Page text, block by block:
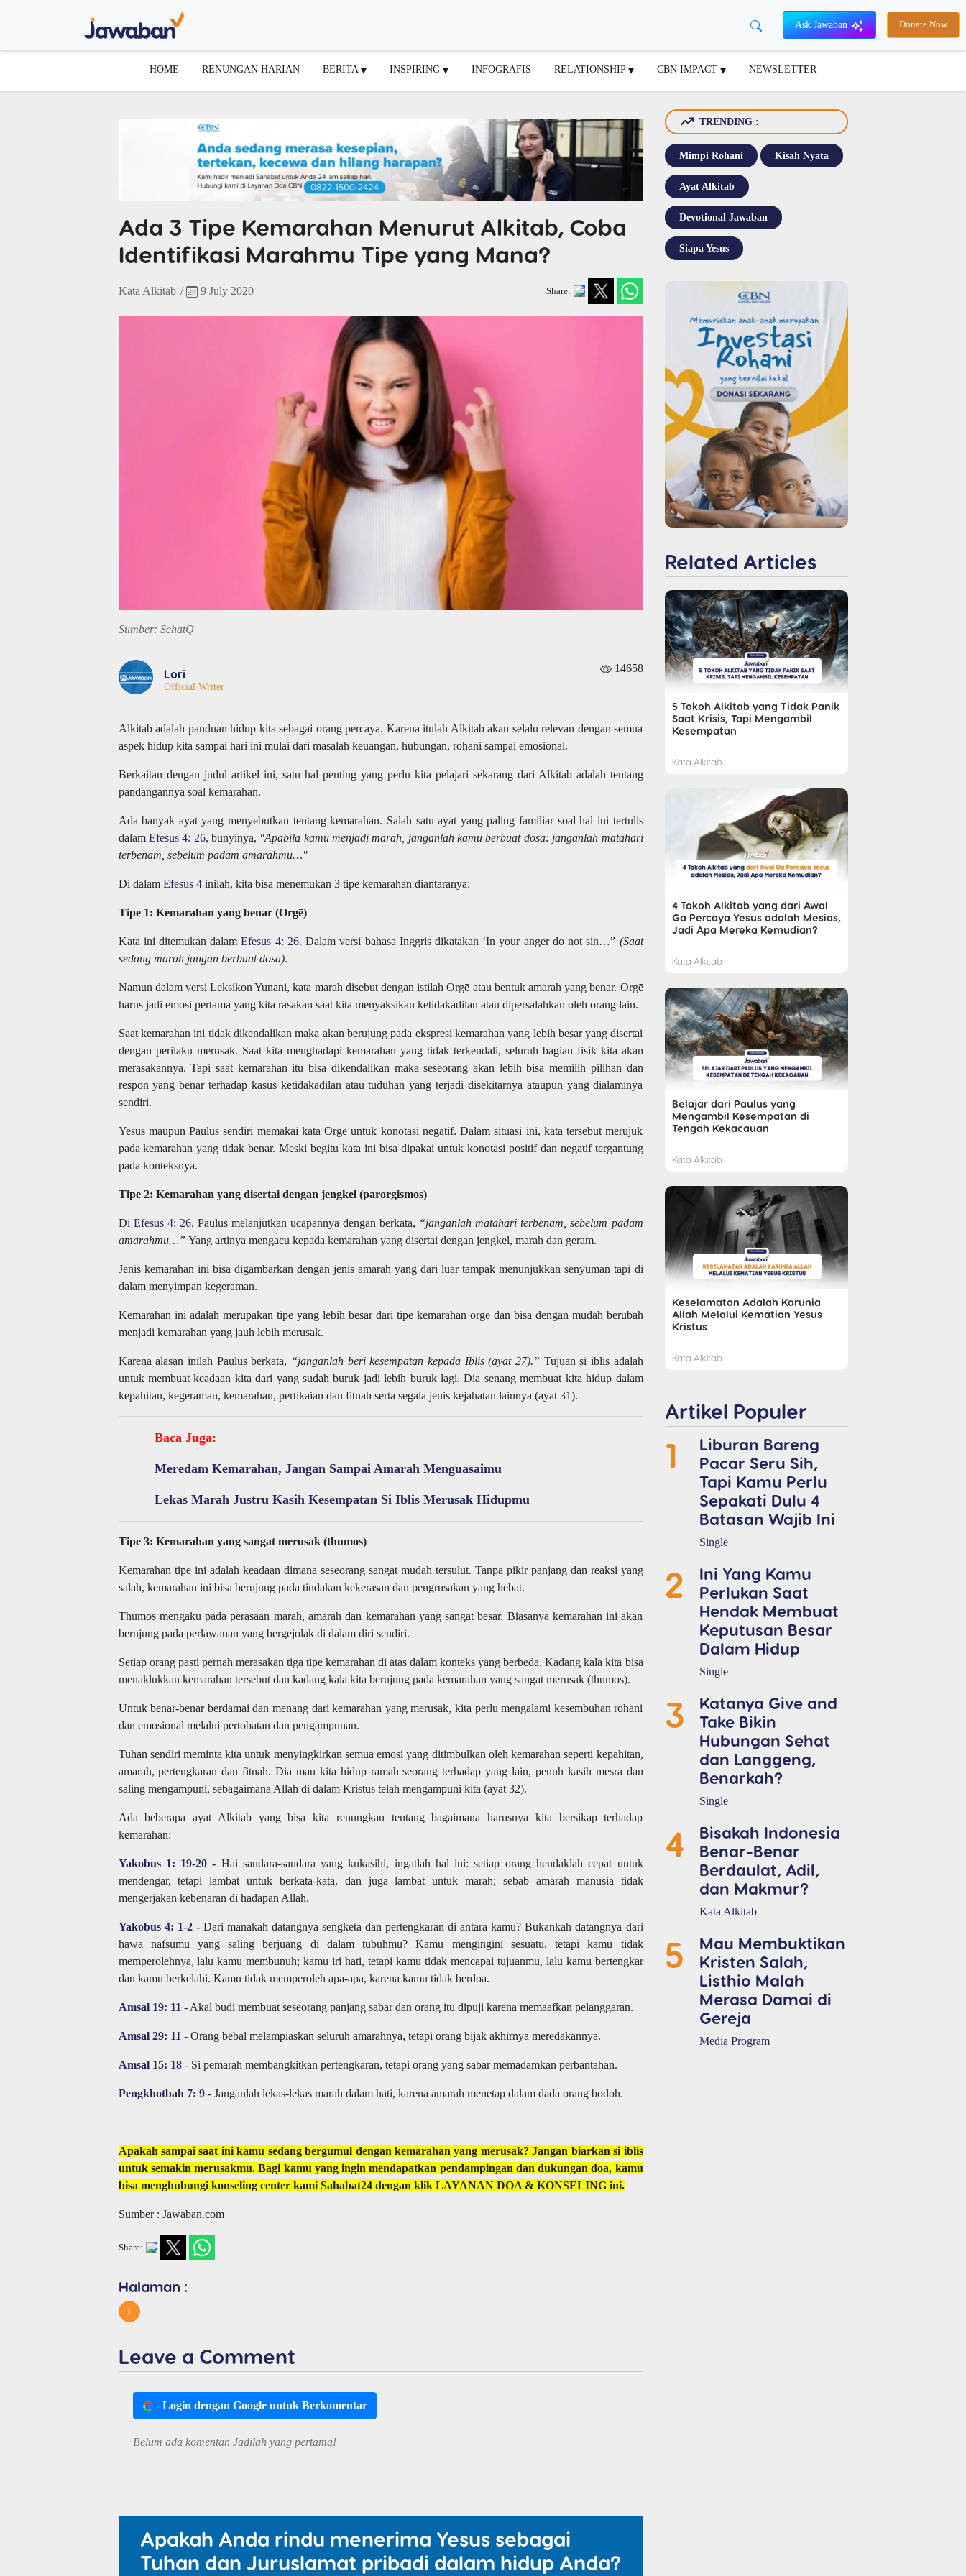
Ask Jawaban Donate Now
HOME RENUNGAN HARIAN BERITA INSPIRING INFOGRAFIS RELATIONSHIP CBN IMPACT NEWSLETTER
Ada 3 Tipe Kemarahan Menurut Alkitab, Coba
Identifikasi Marahmu Tipe yang Mana?
Kata Alkitab / 9 July 2020 Share:
Sumber: SehatQ
Lori
Official Writer
14658
Alkitab adalah panduan hidup kita sebagai orang percaya. Karena itulah Alkitab akan selalu relevan dengan semua
aspek hidup kita sampai hari ini mulai dari masalah keuangan, hubungan, rohani sampai emosional.
Berkaitan dengan judul artikel ini, satu hal penting yang perlu kita pelajari sekarang dari Alkitab adalah tentang
pandangannya soal kemarahan.
Ada banyak ayat yang menyebutkan tentang kemarahan. Salah satu ayat yang paling familiar soal hal ini tertulis
dalam Efesus 4: 26, bunyinya, "Apabila kamu menjadi marah, janganlah kamu berbuat dosa: janganlah matahari
terbenam, sebelum padam amarahmu…"
Di dalam Efesus 4inilah, kita bisa menemukan 3 tipe kemarahan diantaranya:
Tipe 1: Kemarahan yang benar (Orgē)
Kata ini ditemukan dalamEfesus 4: 26. Dalam versi bahasa Inggris dikatakan ‘In your anger do not sin…” (Saat
sedang marah jangan berbuat dosa).
Namun dalam versi Leksikon Yunani, kata marah disebut dengan istilah Orgē atau bentuk amarah yang benar. Orgē
harus jadi emosi pertama yang kita rasakan saat kita menyaksikan ketidakadilan atau dipersalahkan oleh orang lain.
Saat kemarahan ini tidak dikendalikan maka akan berujung pada ekspresi kemarahan yang lebih besar yang disertai
dengan perilaku merusak. Saat kita menghadapi kemarahan yang tidak terkendali, seluruh bagian fisik kita akan
merasakannya. Tapi saat kemarahan itu bisa dikendalikan maka seseorang akan lebih bisa memilih pilihan dan
respon yang benar terhadap kasus ketidakadilan atau tuduhan yang terjadi disekitarnya ataupun yang dialaminya
sendiri.
Yesus maupun Paulus sendiri memakai kata Orgē untuk konotasi negatif. Dalam situasi ini, kata tersebut merujuk
pada kemarahan yang tidak benar. Meski begitu kata ini bisa dipakai untuk konotasi positif dan negatif tergantung
pada konteksnya.
Tipe 2: Kemarahan yang disertai dengan jengkel (parorgismos)
Di Efesus 4: 26, Paulus melanjutkan ucapannya dengan berkata, “janganlah matahari terbenam, sebelum padam
amarahmu…” Yang artinya mengacu kepada kemarahan yang disertai dengan jengkel, marah dan geram.
Jenis kemarahan ini bisa digambarkan dengan jenis amarah yang dari luar tampak menunjukkan senyuman tapi di
dalam menyimpan kegeraman.
Kemarahan ini adalah merupakan tipe yang lebih besar dari tipe kemarahan orgē dan bisa dengan mudah berubah
menjadi kemarahan yang jauh lebih merusak.
Karena alasan inilah Paulus berkata, “janganlah beri kesempatan kepada Iblis (ayat 27).” Tujuan si iblis adalah
untuk membuat keadaan kita dari yang sudah buruk jadi lebih buruk lagi. Dia senang membuat kita hidup dalam
kepahitan, kegeraman, kemarahan, pertikaian dan fitnah serta segala jenis kejahatan lainnya (ayat 31).
Baca Juga:
Meredam Kemarahan, Jangan Sampai Amarah Menguasaimu
Lekas Marah Justru Kasih Kesempatan Si Iblis Merusak Hidupmu
Tipe 3: Kemarahan yang sangat merusak (thumos)
Kemarahan tipe ini adalah keadaan dimana seseorang sangat mudah tersulut. Tanpa pikir panjang dan reaksi yang
salah, kemarahan ini bisa berujung pada tindakan kekerasan dan pengrusakan yang hebat.
Thumos mengaku pada perasaan marah, amarah dan kemarahan yang sangat besar. Biasanya kemarahan ini akan
berujung pada perlawanan yang bergejolak di dalam diri sendiri.
Setiap orang pasti pernah merasakan tiga tipe kemarahan di atas dalam konteks yang berbeda. Kadang kala kita bisa
menaklukkan kemarahan tersebut dan kadang kala kita berujung pada kemarahan yang sangat merusak (thumos).
Untuk benar-benar berdamai dan menang dari kemarahan yang merusak, kita perlu mengalami kesembuhan rohani
dan emosional melalui pertobatan dan pengampunan.
Tuhan sendiri meminta kita untuk menyingkirkan semua emosi yang ditimbulkan oleh kemarahan seperti kepahitan,
amarah, pertengkaran dan fitnah. Dia mau kita hidup ramah seorang terhadap yang lain, penuh kasih mesra dan
saling mengampuni, sebagaimana Allah di dalam Kristus telah mengampuni kita (ayat 32).
Ada beberapa ayat Alkitab yang bisa kita renungkan tentang bagaimana harusnya kita bersikap terhadap
kemarahan:
Yakobus 1: 19-20 - Hai saudara-saudara yang kukasihi, ingatlah hal ini: setiap orang hendaklah cepat untuk
mendengar, tetapi lambat untuk berkata-kata, dan juga lambat untuk marah; sebab amarah manusia tidak
mengerjakan kebenaran di hadapan Allah.
Yakobus 4: 1-2- Dari manakah datangnya sengketa dan pertengkaran di antara kamu? Bukankah datangnya dari
hawa nafsumu yang saling berjuang di dalam tubuhmu? Kamu mengingini sesuatu, tetapi kamu tidak
memperolehnya, lalu kamu membunuh; kamu iri hati, tetapi kamu tidak mencapai tujuanmu, lalu kamu bertengkar
dan kamu berkelahi. Kamu tidak memperoleh apa-apa, karena kamu tidak berdoa.
Amsal 19: 11 - Akal budi membuat seseorang panjang sabar dan orang itu dipuji karena memaafkan pelanggaran.
Amsal 29: 11 - Orang bebal melampiaskan seluruh amarahnya, tetapi orang bijak akhirnya meredakannya.
Amsal 15: 18- Si pemarah membangkitkan pertengkaran, tetapi orang yang sabar memadamkan perbantahan.
Pengkhotbah 7: 9- Janganlah lekas-lekas marah dalam hati, karena amarah menetap dalam dada orang bodoh.
Apakah sampai saat ini kamu sedang bergumul dengan kemarahan yang merusak? Jangan biarkan si iblis
untuk semakin merusakmu. Bagi kamu yang ingin mendapatkan pendampingan dan dukungan doa, kamu
bisa menghubungi konseling center kami Sahabat24 dengan klik LAYANAN DOA& KONSELINGini.
Sumber : Jawaban.com
Share:
Halaman :
1
Leave a Comment
Login dengan Google untuk Berkomentar
Belum ada komentar. Jadilah yang pertama!
Apakah Anda rindu menerima Yesus sebagai
Tuhan dan Juruslamat pribadi dalam hidup Anda?
TRENDING :
Mimpi Rohani Kisah Nyata
Ayat Alkitab
Devotional Jawaban
Siapa Yesus
Related Articles
5 Tokoh Alkitab yang Tidak Panik
Saat Krisis, Tapi Mengambil
Kesempatan
Kata Alkitab
4 Tokoh Alkitab yang dari Awal
Ga Percaya Yesus adalah Mesias,
Jadi Apa Mereka Kemudian?
Kata Alkitab
Belajar dari Paulus yang
Mengambil Kesempatan di
Tengah Kekacauan
Kata Alkitab
Keselamatan Adalah Karunia
Allah Melalui Kematian Yesus
Kristus
Kata Alkitab
Artikel Populer
1
Liburan Bareng
Pacar Seru Sih,
Tapi Kamu Perlu
Sepakati Dulu 4
Batasan Wajib Ini
Single
2
Ini Yang Kamu
Perlukan Saat
Hendak Membuat
Keputusan Besar
Dalam Hidup
Single
3
Katanya Give and
Take Bikin
Hubungan Sehat
dan Langgeng,
Benarkah?
Single
4
Bisakah Indonesia
Benar-Benar
Berdaulat, Adil,
dan Makmur?
Kata Alkitab
5
Mau Membuktikan
Kristen Salah,
Listhio Malah
Merasa Damai di
Gereja
Media Program